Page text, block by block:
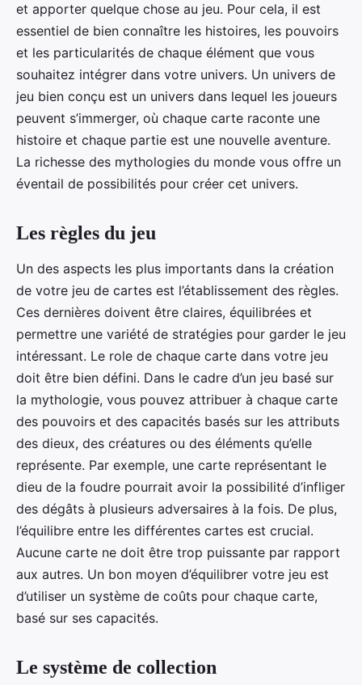
et apporter quelque chose au jeu. Pour cela, il est
essentiel de bien connaître les histoires, les pouvoirs
et les particularités de chaque élément que vous
souhaitez intégrer dans votre univers. Un univers de
jeu bien conçu est un univers dans lequel les joueurs
peuvent s’immerger, où chaque carte raconte une
histoire et chaque partie est une nouvelle aventure.
La richesse des mythologies du monde vous offre un
éventail de possibilités pour créer cet univers.
Les règles du jeu
Un des aspects les plus importants dans la création
de votre jeu de cartes est l’établissement des règles.
Ces dernières doivent être claires, équilibrées et
permettre une variété de stratégies pour garder le jeu
intéressant. Le role de chaque carte dans votre jeu
doit être bien défini. Dans le cadre d’un jeu basé sur
la mythologie, vous pouvez attribuer à chaque carte
des pouvoirs et des capacités basés sur les attributs
des dieux, des créatures ou des éléments qu’elle
représente. Par exemple, une carte représentant le
dieu de la foudre pourrait avoir la possibilité d’infliger
des dégâts à plusieurs adversaires à la fois. De plus,
l’équilibre entre les différentes cartes est crucial.
Aucune carte ne doit être trop puissante par rapport
aux autres. Un bon moyen d’équilibrer votre jeu est
d’utiliser un système de coûts pour chaque carte,
basé sur ses capacités.
Le système de collection